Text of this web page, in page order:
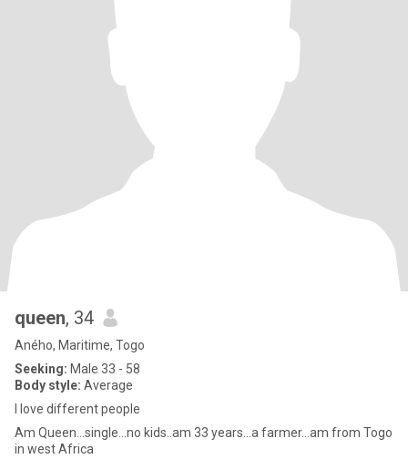
queen, 34
Aného, Maritime, Togo
Seeking: Male 33 - 58
Body style: Average
I love different people
Am Queen...single...no kids..am 33 years...a farmer...am from Togo
in west Africa